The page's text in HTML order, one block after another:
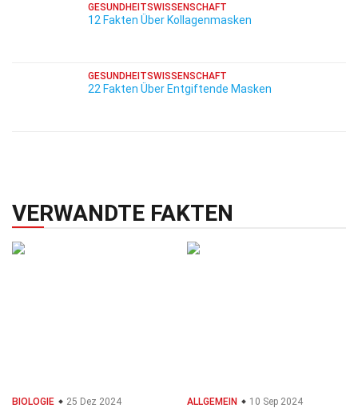
GESUNDHEITSWISSENSCHAFT
12 Fakten Über Kollagenmasken
GESUNDHEITSWISSENSCHAFT
22 Fakten Über Entgiftende Masken
VERWANDTE FAKTEN
BIOLOGIE 25 Dez 2024 ALLGEMEIN 10 Sep 2024